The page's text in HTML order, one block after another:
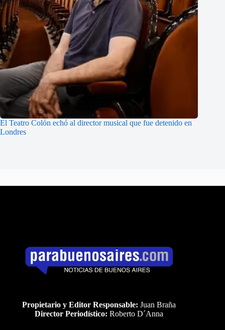
El Teatro Colón echó al director musical que fue detenido en
Londres
Propietario y Editor Responsable: Juan Braña
Director Periodístico: Roberto D´Anna